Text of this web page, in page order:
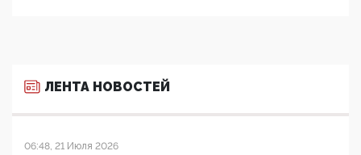
ЛЕНТА НОВОСТЕЙ
06:48, 21 Июля 2026